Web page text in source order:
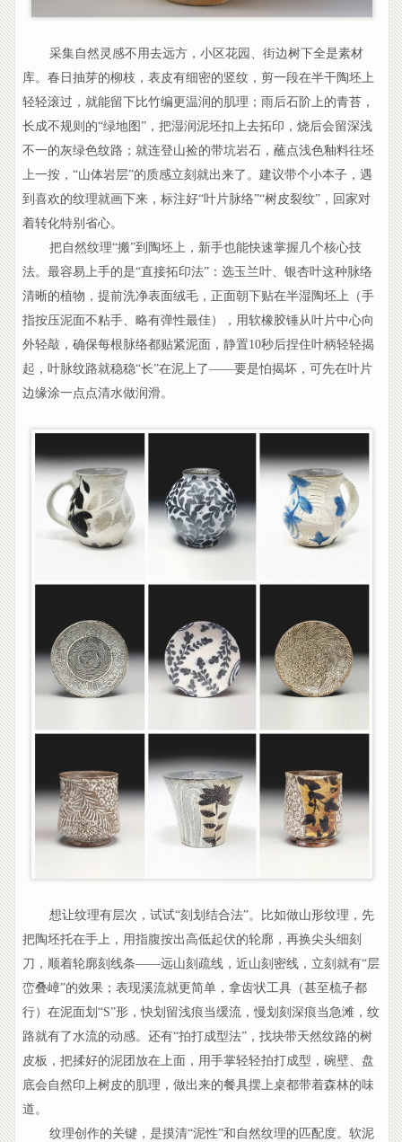
采集自然灵感不用去远方，小区花园、街边树下全是素材
库。春日抽芽的柳枝，表皮有细密的竖纹，剪一段在半干陶坯上
轻轻滚过，就能留下比竹编更温润的肌理；雨后石阶上的青苔，
长成不规则的“绿地图”，把湿润泥坯扣上去拓印，烧后会留深浅
不一的灰绿色纹路；就连登山捡的带坑岩石，蘸点浅色釉料往坯
上一按，“山体岩层”的质感立刻就出来了。建议带个小本子，遇
到喜欢的纹理就画下来，标注好“叶片脉络”“树皮裂纹”，回家对
着转化特别省心。
把自然纹理“搬”到陶坯上，新手也能快速掌握几个核心技
法。最容易上手的是“直接拓印法”：选玉兰叶、银杏叶这种脉络
清晰的植物，提前洗净表面绒毛，正面朝下贴在半湿陶坯上（手
指按压泥面不粘手、略有弹性最佳），用软橡胶锤从叶片中心向
外轻敲，确保每根脉络都贴紧泥面，静置10秒后捏住叶柄轻轻揭
起，叶脉纹路就稳稳“长”在泥上了——要是怕揭坏，可先在叶片
边缘涂一点点清水做润滑。
想让纹理有层次，试试“刻划结合法”。比如做山形纹理，先
把陶坯托在手上，用指腹按出高低起伏的轮廓，再换尖头细刻
刀，顺着轮廓刻线条——远山刻疏线，近山刻密线，立刻就有“层
峦叠嶂”的效果；表现溪流就更简单，拿齿状工具（甚至梳子都
行）在泥面划“S”形，快划留浅痕当缓流，慢划刻深痕当急滩，纹
路就有了水流的动感。还有“拍打成型法”，找块带天然纹路的树
皮板，把揉好的泥团放在上面，用手掌轻轻拍打成型，碗壁、盘
底会自然印上树皮的肌理，做出来的餐具摆上桌都带着森林的味
道。
纹理创作的关键，是摸清“泥性”和自然纹理的匹配度。软泥